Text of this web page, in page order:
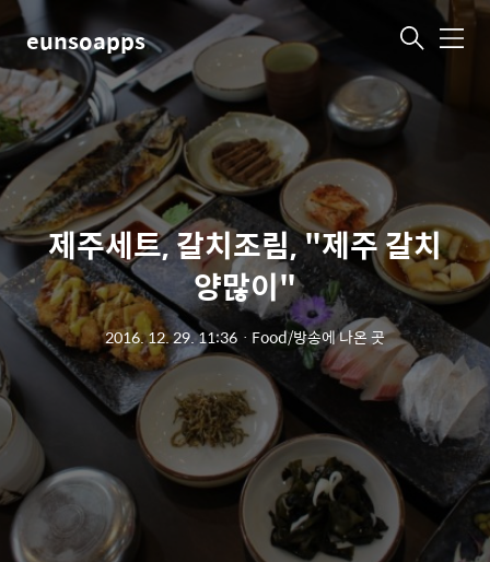
eunsoapps 메
제주세트, 갈치조림, "제주 갈치
양많이"
2016. 12. 29. 11:36 ㆍ Food/방송에 나온 곳